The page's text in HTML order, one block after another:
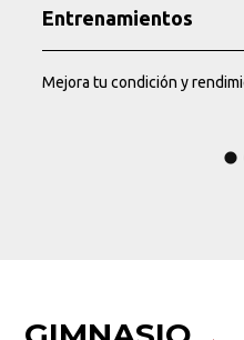
Entrenamientos
Mejora tu condición y
Busca en la escuela